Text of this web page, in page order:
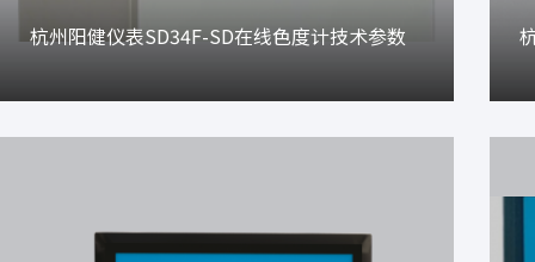
杭州阳健仪表SD34F-SD在线色度计技术参数